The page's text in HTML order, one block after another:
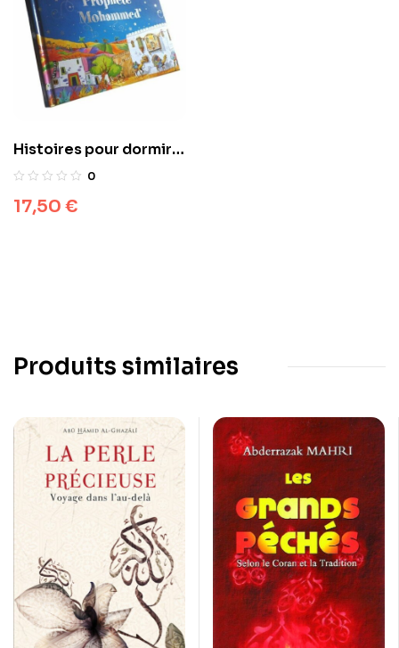
Histoires pour dormir
La vie du Prophète
0
17,50 €
Produits similaires